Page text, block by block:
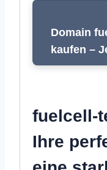
Domain
kaufen –
fuelcell-
Ihre